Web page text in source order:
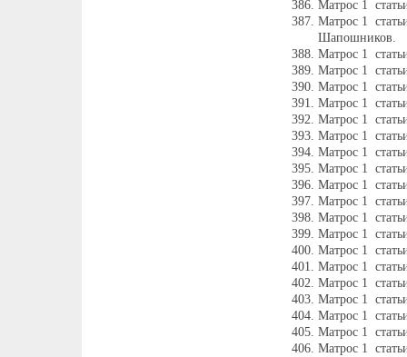
Матрос 1
Матрос 1
Шапошников.
Матрос 1
Матрос 1
Матрос 1
Матрос 1
Матрос 1
Матрос 1
Матрос 1
Матрос 1
Матрос 1
Матрос 1
Матрос 1
Матрос 1
Матрос 1
Матрос 1
Матрос 1
Матрос 1
Матрос 1
Матрос 1
Матрос 1